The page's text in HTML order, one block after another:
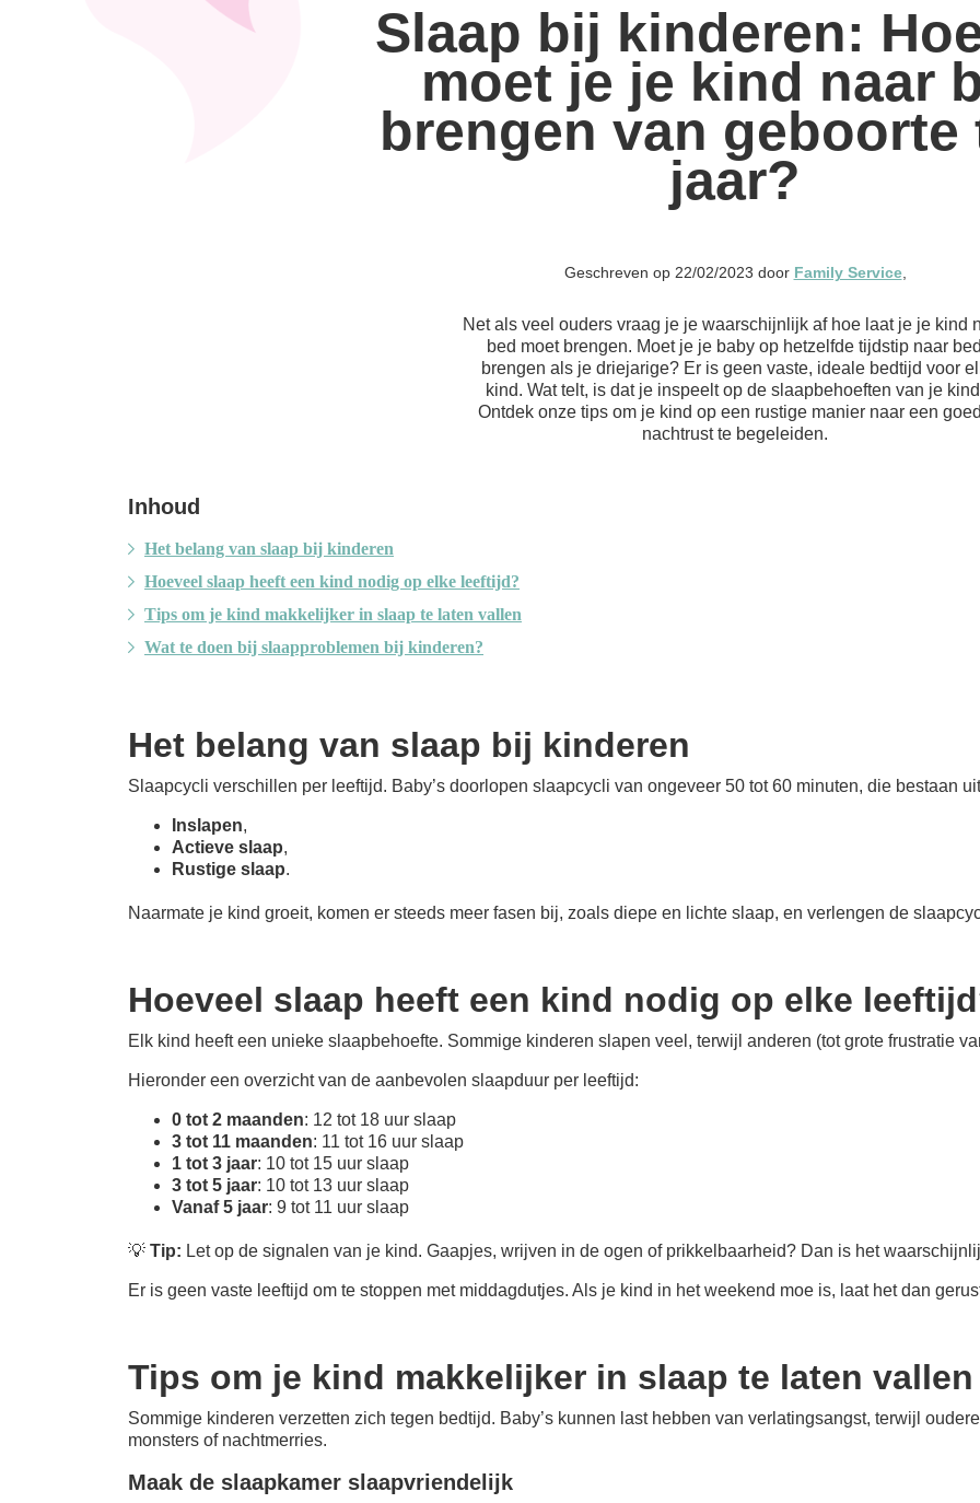
Slaap bij kinderen:
moet je je kind naar
brengen van geboorte
jaar?
Geschreven op 22/02/2023 door Family Service,
Net als veel ouders vraag je je waarschijnlijk af hoe laat je je kind
bed moet brengen. Moet je je baby op hetzelfde tijdstip naar bed
brengen als je driejarige? Er is geen vaste, ideale bedtijd voor
kind. Wat telt, is dat je inspeelt op de slaapbehoeften van je
Ontdek onze tips om je kind op een rustige manier naar een
nachtrust te begeleiden.
Inhoud
Het belang van slaap bij kinderen
Hoeveel slaap heeft een kind nodig op elke leeftijd?
Tips om je kind makkelijker in slaap te laten vallen
Wat te doen bij slaapproblemen bij kinderen?
Het belang van slaap bij kinderen
Slaapcycli verschillen per leeftijd. Baby’s doorlopen slaapcycli van ongeveer 50 tot 60 minuten, die bestaan
Inslapen,
Actieve slaap,
Rustige slaap.
Naarmate je kind groeit, komen er steeds meer fasen bij, zoals diepe en lichte slaap, en verlengen de
Hoeveel slaap heeft een kind nodig op elke
Elk kind heeft een unieke slaapbehoefte. Sommige kinderen slapen veel, terwijl anderen (tot grote frustratie
Hieronder een overzicht van de aanbevolen slaapduur per leeftijd:
0 tot 2 maanden: 12 tot 18 uur slaap
3 tot 11 maanden: 11 tot 16 uur slaap
1 tot 3 jaar: 10 tot 15 uur slaap
3 tot 5 jaar: 10 tot 13 uur slaap
Vanaf 5 jaar: 9 tot 11 uur slaap
💡 Tip: Let op de signalen van je kind. Gaapjes, wrijven in de ogen of prikkelbaarheid? Dan is het
Er is geen vaste leeftijd om te stoppen met middagdutjes. Als je kind in het weekend moe is, laat het dan
Tips om je kind makkelijker in slaap te laten vallen
Sommige kinderen verzetten zich tegen bedtijd. Baby’s kunnen last hebben van verlatingsangst, terwijl
monsters of nachtmerries.
Maak de slaapkamer slaapvriendelijk